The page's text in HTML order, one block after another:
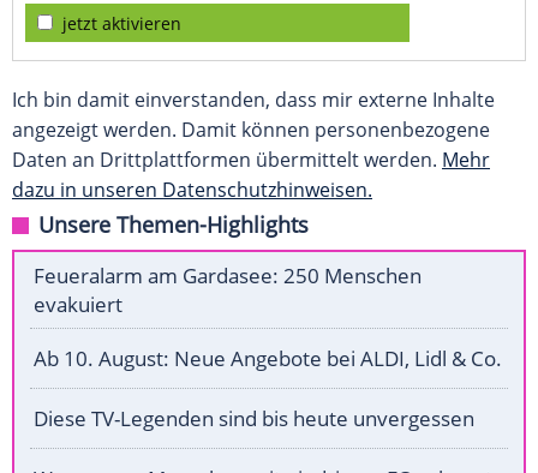
jetzt aktivieren
Ich bin damit einverstanden, dass mir externe Inhalte
angezeigt werden. Damit können personenbezogene
Daten an Drittplattformen übermittelt werden. Mehr
dazu in unseren Datenschutzhinweisen.
Unsere Themen-Highlights
Feueralarm am Gardasee: 250 Menschen
evakuiert
Ab 10. August: Neue Angebote bei ALDI, Lidl & Co.
Diese TV-Legenden sind bis heute unvergessen